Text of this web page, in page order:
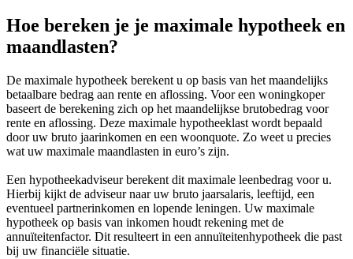
Hoe bereken je je maximale hypotheek en
maandlasten?
De maximale hypotheek berekent u op basis van het maandelijks
betaalbare bedrag aan rente en aflossing. Voor een woningkoper
baseert de berekening zich op het maandelijkse brutobedrag voor
rente en aflossing. Deze maximale hypotheeklast wordt bepaald
door uw bruto jaarinkomen en een woonquote. Zo weet u precies
wat uw maximale maandlasten in euro’s zijn.
Een hypotheekadviseur berekent dit maximale leenbedrag voor u.
Hierbij kijkt de adviseur naar uw bruto jaarsalaris, leeftijd, een
eventueel partnerinkomen en lopende leningen. Uw maximale
hypotheek op basis van inkomen houdt rekening met de
annuïteitenfactor. Dit resulteert in een annuïteitenhypotheek die past
bij uw financiële situatie.